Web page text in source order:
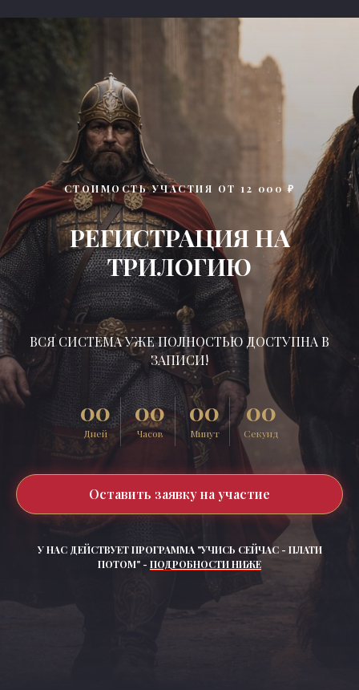
СТОИМОСТЬ УЧАСТИЯ ОТ 12 000 ₽
РЕГИСТРАЦИЯ НА
ТРИЛОГИЮ
ВСЯ СИСТЕМА УЖЕ ПОЛНОСТЬЮ ДОСТУПНА В
ЗАПИСИ!
00
Дней
00
Часов
00
Минут
00
Секунд
Оставить заявку на участие
У НАС ДЕЙСТВУЕТ ПРОГРАММА "УЧИСЬ СЕЙЧАС - ПЛАТИ
ПОТОМ" - ПОДРОБНОСТИ НИЖЕ